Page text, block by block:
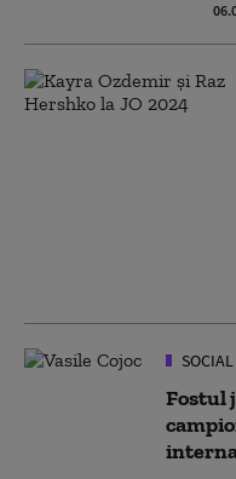
SOCIAL
Fostul